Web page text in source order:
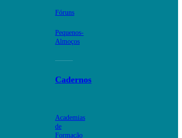
Fóruns
Pequenos-
Almoços
Cadernos
Academias
de
Formação